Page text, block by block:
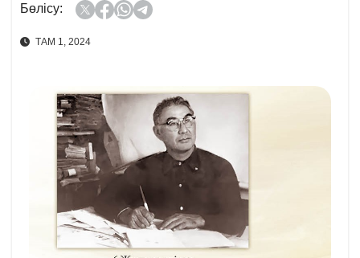
Бөлісу:
ТАМ 1, 2024